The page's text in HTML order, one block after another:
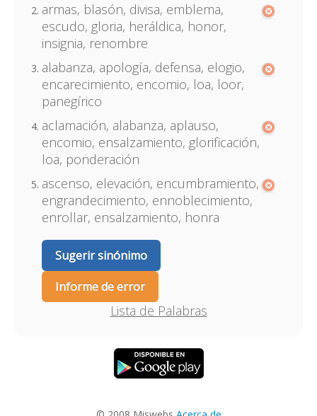
armas, blasón, divisa, emblema,
escudo, gloria, heráldica, honor,
insignia, renombre
alabanza, apología, defensa, elogio,
encarecimiento, encomio, loa, loor,
panegírico
aclamación, alabanza, aplauso,
encomio, ensalzamiento, glorificación,
loa, ponderación
ascenso, elevación, encumbramiento,
engrandecimiento, ennoblecimiento,
enrollar, ensalzamiento, honra
Sugerir sinónimo
Informe de error
Lista de Palabras